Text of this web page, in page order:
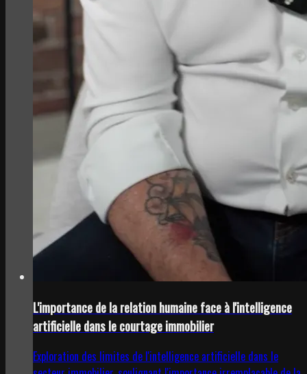
L'importance de la relation humaine face à l'intelligence
artificielle dans le courtage immobilier
Exploration des limites de l'intelligence artificielle dans le